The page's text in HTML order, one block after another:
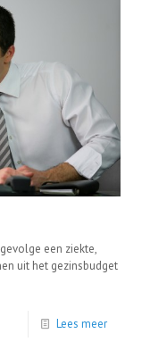
een ziekte,
uit het gezinsbudget
Lees meer